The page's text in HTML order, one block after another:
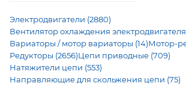
Электродвигатели (2880)
Вентилятор охлаждения электродвигателя
Вариаторы / мотор вариаторы (14)Мотор-
Редукторы (2656)Цепи приводные (709)
Натяжители цепи (553)
Направляющие для скольжения цепи (75)